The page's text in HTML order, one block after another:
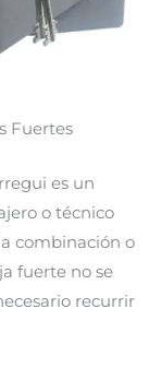
Fuertes
es un
o técnico
combinación o
fuerte no se
recurrir